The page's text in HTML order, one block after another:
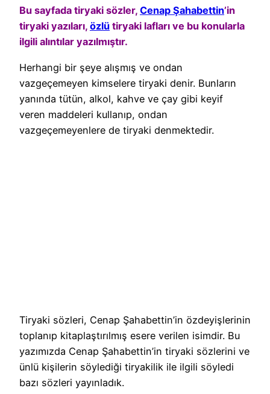
Bu sayfada tiryaki sözler, Cenap Şahabettin’in
tiryaki yazıları, özlü tiryaki lafları ve bu konularla
ilgili alıntılar yazılmıştır.
Herhangi bir şeye alışmış ve ondan
vazgeçemeyen kimselere tiryaki denir. Bunların
yanında tütün, alkol, kahve ve çay gibi keyif
veren maddeleri kullanıp, ondan
vazgeçemeyenlere de tiryaki denmektedir.
Tiryaki sözleri, Cenap Şahabettin’in özdeyişlerinin
toplanıp kitaplaştırılmış esere verilen isimdir. Bu
yazımızda Cenap Şahabettin’in tiryaki sözlerini ve
ünlü kişilerin söylediği tiryakilik ile ilgili söyledi
bazı sözleri yayınladık.